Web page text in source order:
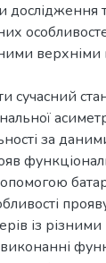
дослідження
верхніми
сучасний
за
із